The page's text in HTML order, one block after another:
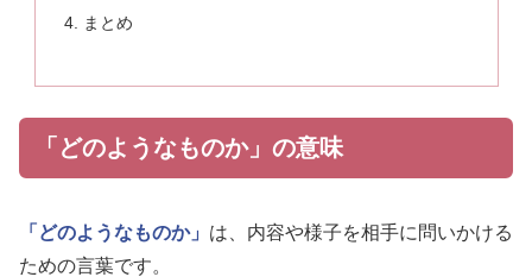
まとめ
「どのようなものか」の意味
「どのようなものか」 は、内容や様子を相手に問いかける
ための言葉です。